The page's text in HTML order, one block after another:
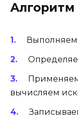
Выполняем
Применяем
вычисляем